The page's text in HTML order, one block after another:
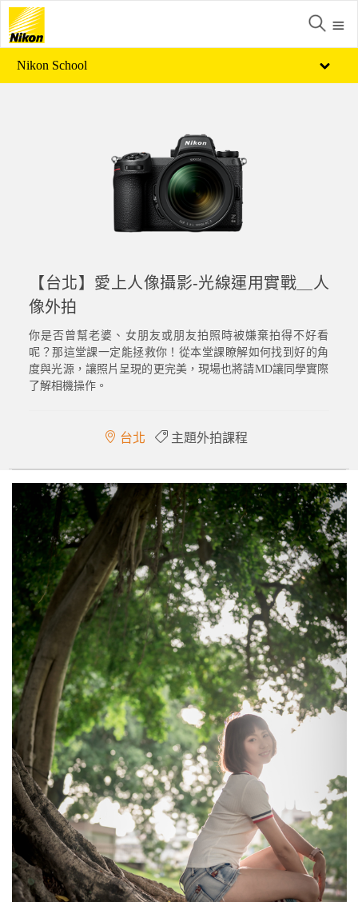
Nikon School
【台北】愛上人像攝影-光線運用實戰＿人
像外拍
你是否曾幫老婆、女朋友或朋友拍照時被嫌棄拍得不好看
呢？那這堂課一定能拯救你！從本堂課瞭解如何找到好的角
度與光源，讓照片呈現的更完美，現場也將請MD讓同學實際
了解相機操作。
台北 主題外拍課程